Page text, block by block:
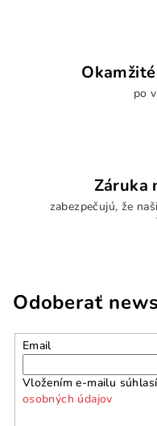
po
Záruka
zabezpečujú, že
Odoberať
Email
Vložením e-mailu
osobných údajov